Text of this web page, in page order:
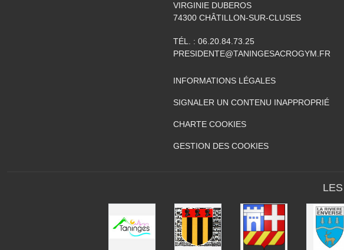
VIRGINIE DUBEROS
74300 CHÂTILLON-SUR-CLUSES
TÉL. : 06.20.84.73.25
PRESIDENTE@TANINGESACROGYM.FR
INFORMATIONS LÉGALES
SIGNALER UN CONTENU INAPPROPRIÉ
CHARTE COOKIES
GESTION DES COOKIES